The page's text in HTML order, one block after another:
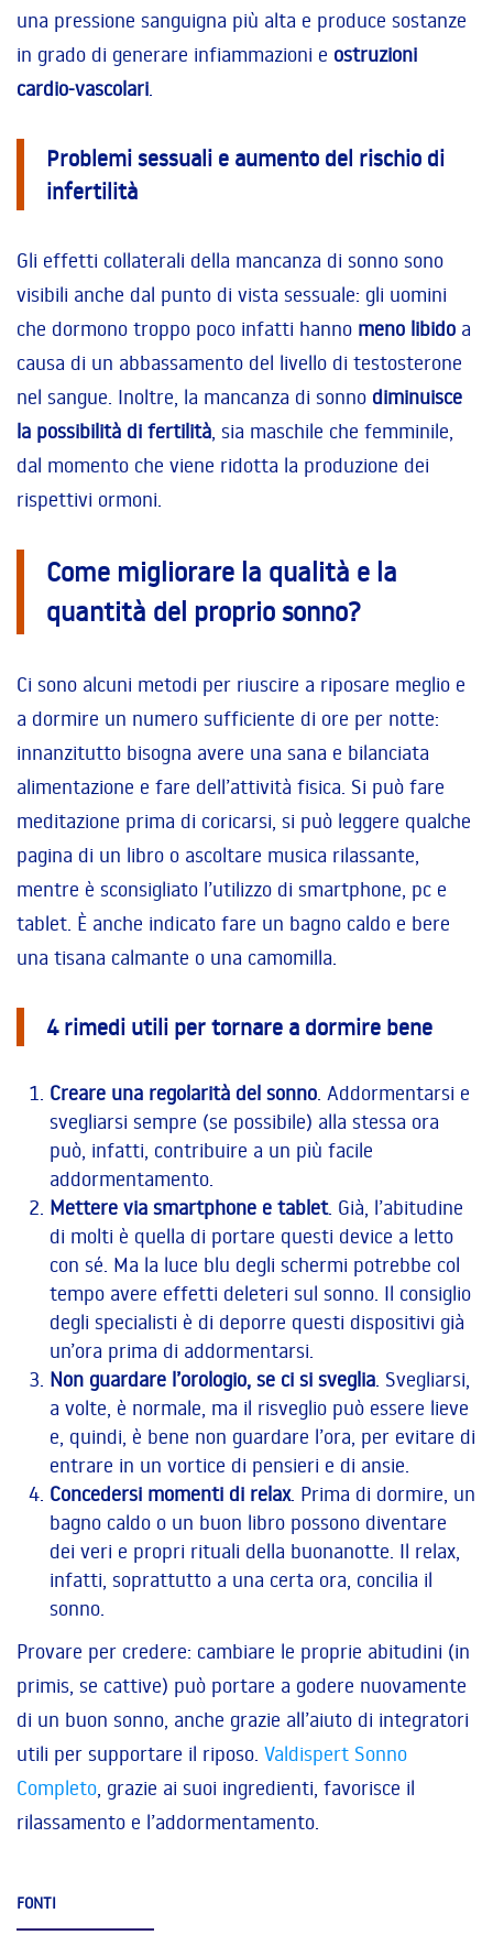
una pressione sanguigna più alta e produce sostanze
in grado di generare infiammazioni e ostruzioni
cardio-vascolari.
Problemi sessuali e aumento del rischio di
infertilità
Gli effetti collaterali della mancanza di sonno sono
visibili anche dal punto di vista sessuale: gli uomini
che dormono troppo poco infatti hanno meno libido a
causa di un abbassamento del livello di testosterone
nel sangue. Inoltre, la mancanza di sonno diminuisce
la possibilità di fertilità, sia maschile che femminile,
dal momento che viene ridotta la produzione dei
rispettivi ormoni.
Come migliorare la qualità e la
quantità del proprio sonno?
Ci sono alcuni metodi per riuscire a riposare meglio e
a dormire un numero sufficiente di ore per notte:
innanzitutto bisogna avere una sana e bilanciata
alimentazione e fare dell’attività fisica. Si può fare
meditazione prima di coricarsi, si può leggere qualche
pagina di un libro o ascoltare musica rilassante,
mentre è sconsigliato l’utilizzo di smartphone, pc e
tablet. È anche indicato fare un bagno caldo e bere
una tisana calmante o una camomilla.
4 rimedi utili per tornare a dormire bene
Creare una regolarità del sonno. Addormentarsi e
svegliarsi sempre (se possibile) alla stessa ora
può, infatti, contribuire a un più facile
addormentamento.
Mettere via smartphone e tablet. Già, l’abitudine
di molti è quella di portare questi device a letto
con sé. Ma la luce blu degli schermi potrebbe col
tempo avere effetti deleteri sul sonno. Il consiglio
degli specialisti è di deporre questi dispositivi già
un’ora prima di addormentarsi.
Non guardare l’orologio, se ci si sveglia. Svegliarsi,
a volte, è normale, ma il risveglio può essere lieve
e, quindi, è bene non guardare l’ora, per evitare di
entrare in un vortice di pensieri e di ansie.
Concedersi momenti di relax. Prima di dormire, un
bagno caldo o un buon libro possono diventare
dei veri e propri rituali della buonanotte. Il relax,
infatti, soprattutto a una certa ora, concilia il
sonno.
Provare per credere: cambiare le proprie abitudini (in
primis, se cattive) può portare a godere nuovamente
di un buon sonno, anche grazie all’aiuto di integratori
utili per supportare il riposo. Valdispert Sonno
Completo, grazie ai suoi ingredienti, favorisce il
rilassamento e l’addormentamento.
FONTI